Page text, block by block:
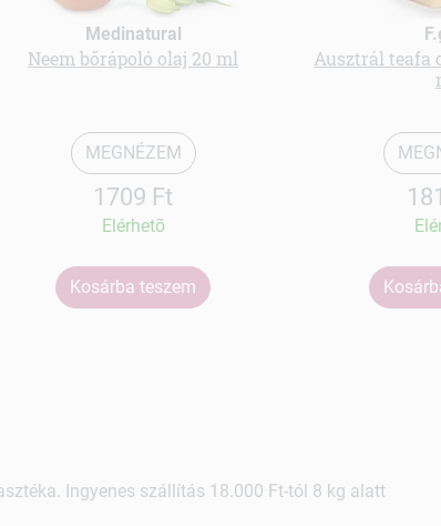
Medinatural
Neem bőrápoló olaj 20 ml
MEGNÉZEM
1709 Ft
Elérhetõ
Kosárba teszem
Ausztrál teafa
Ingyenes szállítás 18.000 Ft-tól 8 kg alatt